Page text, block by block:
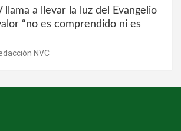
llama a llevar la luz del Evangelio
“no es comprendido ni es
NVC